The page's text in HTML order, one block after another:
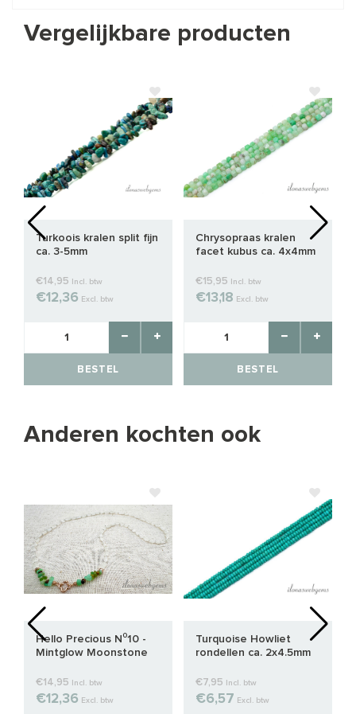
Vergelijkbare producten
Turkoois kralen split fijn
ca. 3-5mm
€14,95 Incl. btw
€12,36 Excl. btw
BESTEL
Chrysopraas kralen
facet kubus ca. 4x4mm
€15,95 Incl. btw
€13,18 Excl. btw
BESTEL
Anderen kochten ook
Hello Precious N⁰10 -
Mintglow Moonstone
€14,95 Incl. btw
€12,36 Excl. btw
Turquoise Howliet
rondellen ca. 2x4.5mm
€7,95 Incl. btw
€6,57 Excl. btw